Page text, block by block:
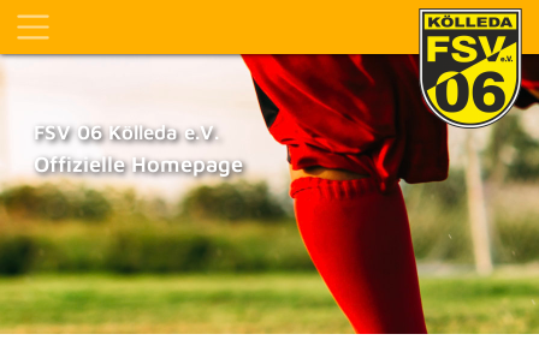
FSV 06 Kölleda e.V.
Offizielle Homepage